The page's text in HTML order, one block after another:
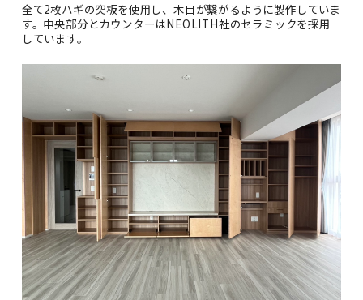
全て2枚ハギの突板を使用し、木目が繋がるように製作していま
す。中央部分とカウンターはNEOLITH社のセラミックを採用
しています。